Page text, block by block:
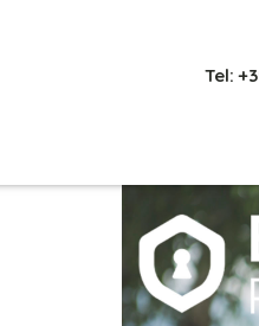
Tel: